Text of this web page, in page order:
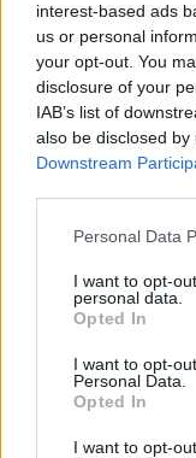
interest-based ads
us or personal
your opt-out. You
disclosure of your
IAB’s list of
also be disclosed
Downstream
Personal Data
I want to opt-
personal data.
Opted In
I want to opt-
Personal Data.
Opted In
I want to opt-
Kamerūno
laikomas
einančiu
du mėnesius
sukėlė naujų